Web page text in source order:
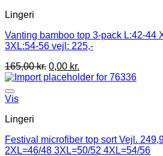
Lingeri
Vanting bamboo top 3-pack L:42-44
3XL:54-56 vejl: 225,-
165,00kr. 0,00 kr.
Vis
Lingeri
Festival microfiber top sort Vejl.
2XL=46/48 3XL=50/52 4XL=54/56